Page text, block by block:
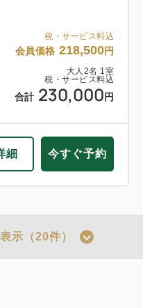
税・サービス料込
会員価格 218,500円
大人 2名 1室
税・サービス料込
合計 230,000 円
細 今すぐ予約
示（20件）